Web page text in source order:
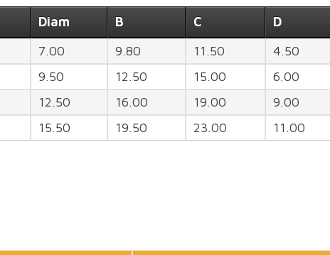
Diam B C D
7.00 9.80 11.50 4.50
9.50 12.50 15.00 6.00
12.50 16.00 19.00 9.00
15.50 19.50 23.00 11.00